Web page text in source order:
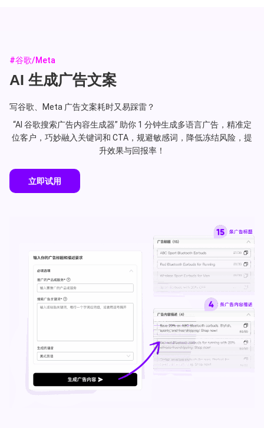
#谷歌/Meta
AI 生成广告文案
写谷歌、Meta 广告文案耗时又易踩雷？
“AI 谷歌搜索广告内容生成器” 助你 1 分钟生成多语言广告，精准定
位客户，巧妙融入关键词和 CTA，规避敏感词，降低冻结风险，提
升效果与回报率！
立即试用